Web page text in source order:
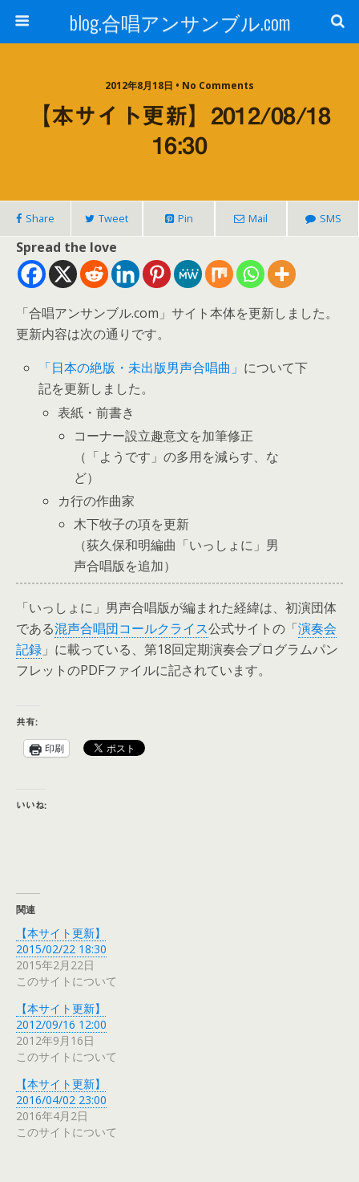
blog.合唱アンサンブル.com
2012年8月18日 • No Comments
【本サイト更新】2012/08/18
16:30
Share Tweet Pin Mail SMS
Spread the love
「合唱アンサンブル.com」サイト本体を更新しました。
更新内容は次の通りです。
「日本の絶版・未出版男声合唱曲」 について下
記を更新しました。
表紙・前書き
コーナー設立趣意文を加筆修正
（「ようです」の多用を減らす、な
ど）
カ行の作曲家
木下牧子の項を更新
（荻久保和明編曲「いっしょに」男
声合唱版を追加）
「いっしょに」男声合唱版が編まれた経緯は、初演団体
である混声合唱団コールクライス公式サイトの「演奏会
記録 」に載っている、第18回定期演奏会プログラムパン
フレットのPDFファイルに記されています。
共有:
印刷
いいね:
関連
【本サイト更新】
2015/02/22 18:30
2015年2月22日
このサイトについて
【本サイト更新】
2012/09/16 12:00
2012年9月16日
このサイトについて
【本サイト更新】
2016/04/02 23:00
2016年4月2日
このサイトについて